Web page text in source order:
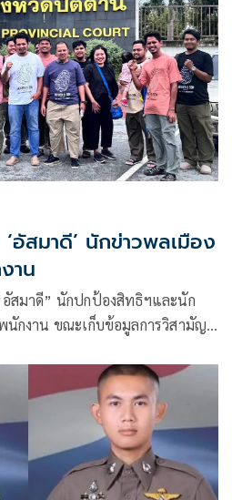
สมาดี’ นักข่าวพลเมือง
าน
สมาดี” นักปกป้องสิทธิฯและนัก
นักงาน ขณะเก็บข้อมูลการวิสามัญ